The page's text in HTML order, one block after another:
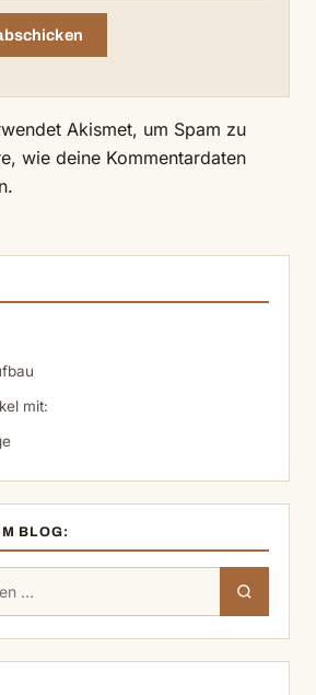
Akismet, um Spam zu
wie deine Kommentardaten
mit:
BLOG: